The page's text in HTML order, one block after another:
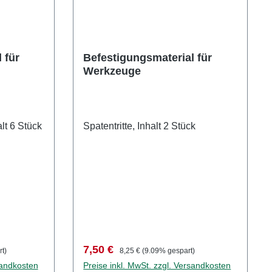
für
6 Stück
Befestigungsmaterial für
Werkzeuge
Spatentritte, Inhalt 2 Stück
Verkaufspreis:
7,50 € Regulärer Preis:
8,25 € (9.09% gespart)
Preise inkl. MwSt. zzgl. Versandkosten